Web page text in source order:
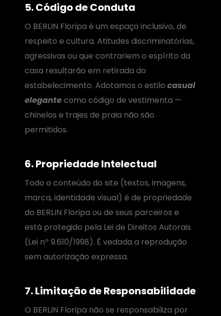
5. Código de Conduta
O BERLIN Floripa é um espaço inclusivo, de
respeito e cultura. Atitudes discriminatórias,
agressivas ou que contrariem o espírito da
casa resultarão em retirada do
estabelecimento. Adotamos o estilo casual
elegantecomo código de vestimenta —
chinelos e trajes de praia não são
permitidos.
6. Propriedade Intelectual
Todo o conteúdo do site (textos, imagens,
marca, identidade visual) é de propriedade
do BERLIN Floripa ou de seus parceiros e
está protegido pela Lei de Direitos Autorais
(Lei nº 9.610/1998). É vedada a reprodução
sem autorização expressa.
7. Limitação de Responsabilidade
O BERLIN Floripa não se responsabiliza por